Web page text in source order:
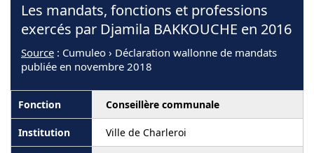
Les mandats, fonctions et professions
exercés par Djamila BAKKOUCHE en 2016
Source : Cumuleo › Déclaration wallonne de mandats
publiée en novembre 2018
Conseillère communale
Ville de Charleroi